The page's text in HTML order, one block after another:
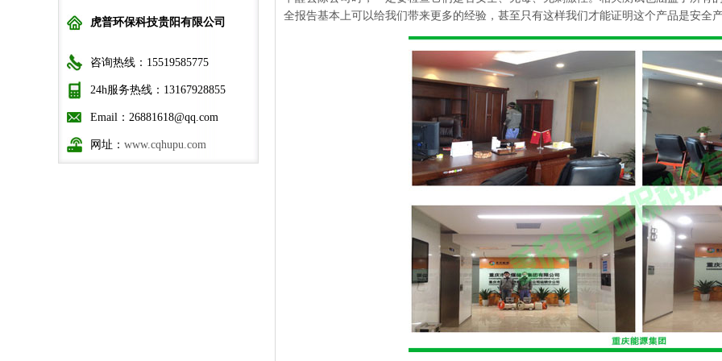
虎普环保科技贵阳有限公司
咨询热线：15519585775
24h服务热线：13167928855
Email：26881618@qq.com
网址： www.cqhupu.com
全报告基本上可以给我们带来更多的经验，甚至只有这样我们才能证明这个产品是安全